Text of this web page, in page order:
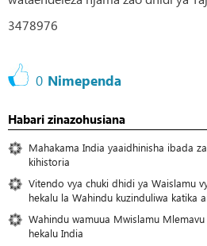
3478976
0 Nimependa
Habari zinazohusiana
Mahakama India yaaidhinisha ibada
kihistoria
Vitendo vya chuki dhidi ya Waislamu
hekalu la Wahindu kuzinduliwa katika
Wahindu wamuua Mwislamu
hekalu India